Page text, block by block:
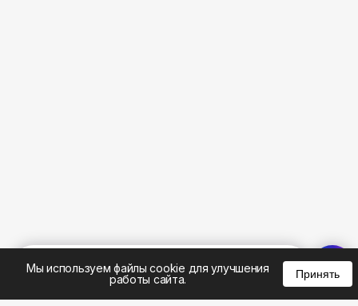
Мы используем файлы cookie для улучшения
работы сайта.
Принять